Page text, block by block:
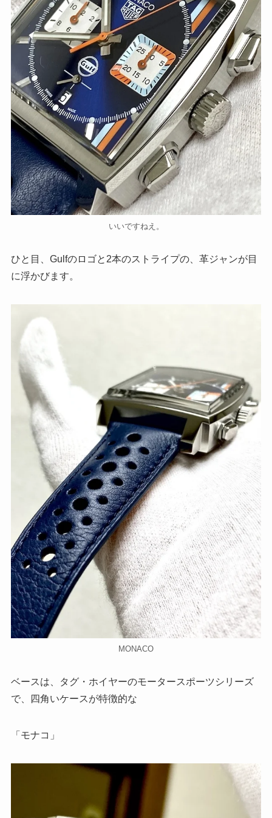
いいですねえ。
ひと目、Gulfのロゴと2本のストライプの、革ジャンが目
に浮かびます。
MONACO
ベースは、タグ・ホイヤーのモータースポーツシリーズ
で、四角いケースが特徴的な
「モナコ」